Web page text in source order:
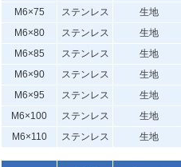
M6×75
ステンレス 生地
M6×80
ステンレス 生地
M6×85
ステンレス 生地
M6×90
ステンレス 生地
M6×95
ステンレス 生地
M6×100
ステンレス 生地
M6×110
ステンレス 生地